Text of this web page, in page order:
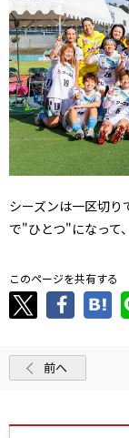
シーズンは一区切り
で"ひとつ"になって
このページを共有する
前へ